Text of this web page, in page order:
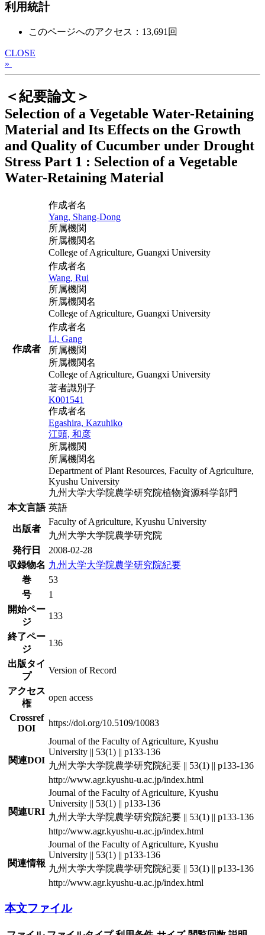
利用統計
このページへのアクセス：13,691回
CLOSE
»
＜紀要論文＞
Selection of a Vegetable Water-Retaining
Material and Its Effects on the Growth
and Quality of Cucumber under Drought
Stress Part 1 : Selection of a Vegetable
Water-Retaining Material
作成者
作成者名
Yang, Shang-Dong
所属機関
所属機関名
College of Agriculture, Guangxi University
作成者名
Wang, Rui
所属機関
所属機関名
College of Agriculture, Guangxi University
作成者名
Li, Gang
所属機関
所属機関名
College of Agriculture, Guangxi University
著者識別子
K001541
作成者名
Egashira, Kazuhiko
江頭, 和彦
所属機関
所属機関名
Department of Plant Resources, Faculty of Agriculture,
Kyushu University
九州大学大学院農学研究院植物資源科学部門
本文言語 英語
出版者
Faculty of Agriculture, Kyushu University
九州大学大学院農学研究院
発行日
2008-02-28
収録物名 九州大学大学院農学研究院紀要
巻
53
号
1
開始ペー
ジ
133
終了ペー
ジ
136
出版タイ
プ
Version of Record
アクセス
権
open access
Crossref
DOI
https://doi.org/10.5109/10083
関連DOI
Journal of the Faculty of Agriculture, Kyushu
University || 53(1) || p133-136
九州大学大学院農学研究院紀要 || 53(1) || p133-136
http://www.agr.kyushu-u.ac.jp/index.html
関連URI
Journal of the Faculty of Agriculture, Kyushu
University || 53(1) || p133-136
九州大学大学院農学研究院紀要 || 53(1) || p133-136
http://www.agr.kyushu-u.ac.jp/index.html
関連情報
Journal of the Faculty of Agriculture, Kyushu
University || 53(1) || p133-136
九州大学大学院農学研究院紀要 || 53(1) || p133-136
http://www.agr.kyushu-u.ac.jp/index.html
本文ファイル